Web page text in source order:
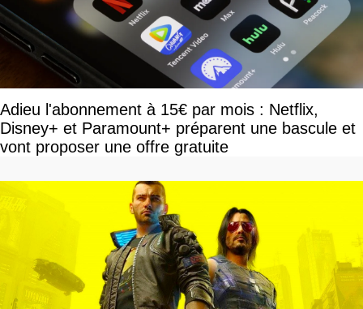
Adieu l'abonnement à 15€ par mois : Netflix,
Disney+ et Paramount+ préparent une bascule et
vont proposer une offre gratuite